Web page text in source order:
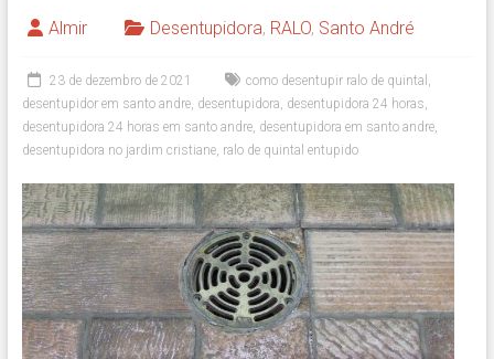
Almir Desentupidora, RALO, Santo André
23 de dezembro de 2021 como desentupir ralo de quintal
desentupidor em santo andre, desentupidora desentupidora 24 horas
desentupidora 24 horas em santo andre, desentupidora em santo andre,
desentupidora no jardim cristiane, ralo de quintal entupido